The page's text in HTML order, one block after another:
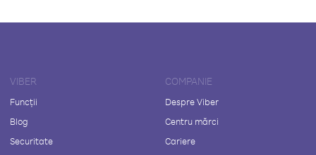
VIBER
Funcții
Blog
Securitate
COMPANIE
Despre Viber
Centru mărci
Cariere